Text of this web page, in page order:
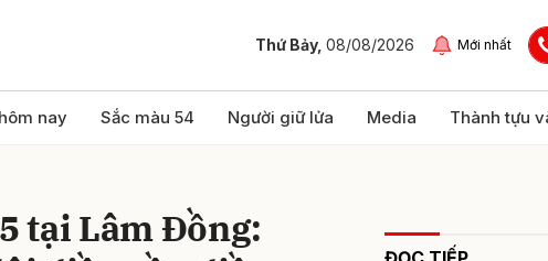
Thứ Bảy, 08/08/2026 Mới nhất
nay Sắc màu 54 Người giữ lửa Media Thành tựu
tại Lâm Đồng: